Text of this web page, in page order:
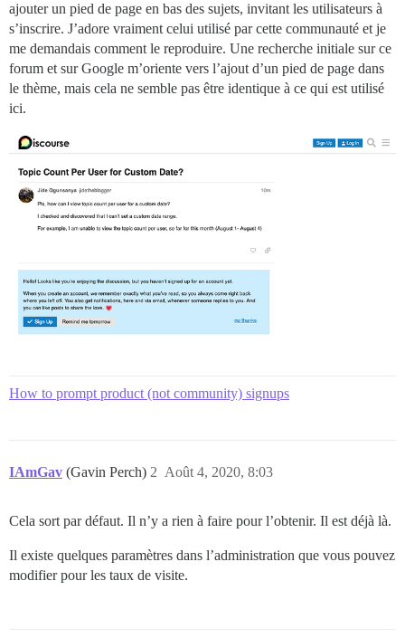
ajouter un pied de page en bas des sujets, invitant les utilisateurs à
s’inscrire. J’adore vraiment celui utilisé par cette communauté et je
me demandais comment le reproduire. Une recherche initiale sur ce
forum et sur Google m’oriente vers l’ajout d’un pied de page dans
le thème, mais cela ne semble pas être identique à ce qui est utilisé
ici.
How to prompt product (not community) signups
IAmGav (Gavin Perch) Août 4, 2020, 8:03
2
Cela sort par défaut. Il n’y a rien à faire pour l’obtenir. Il est déjà là.
Il existe quelques paramètres dans l’administration que vous pouvez
modifier pour les taux de visite.